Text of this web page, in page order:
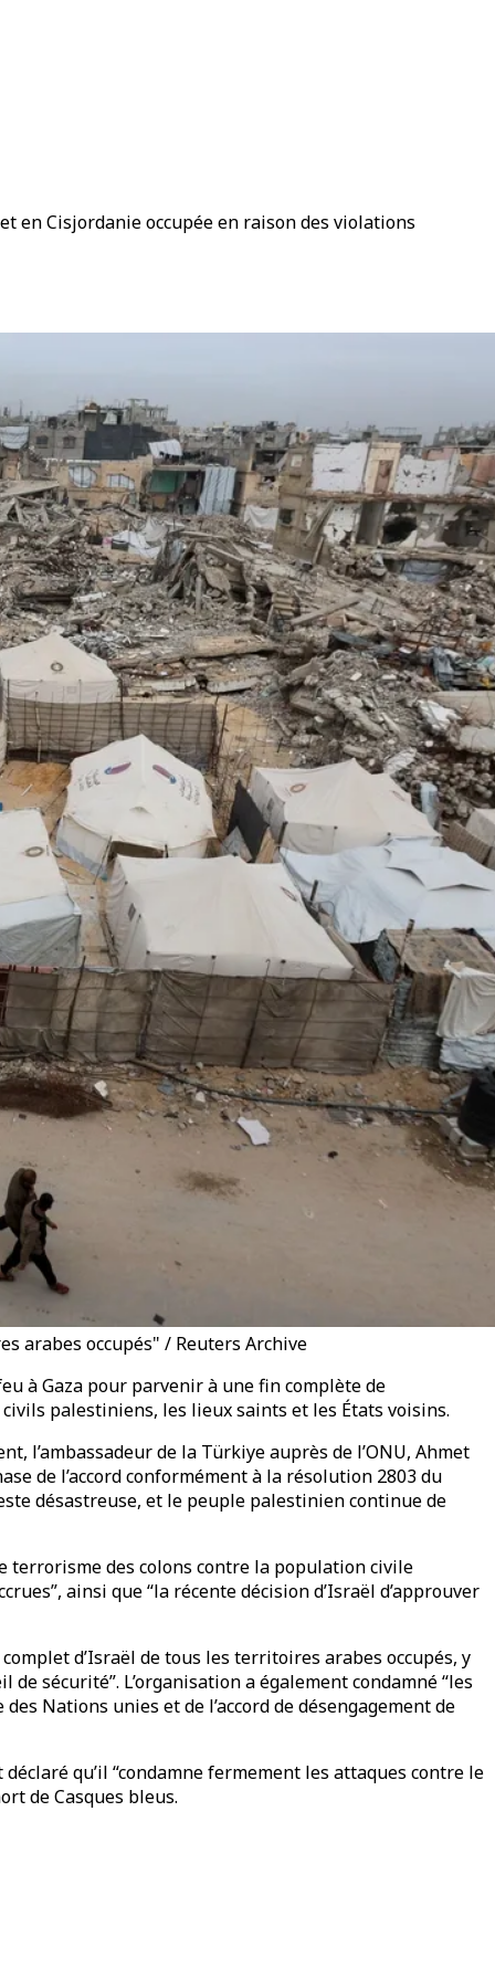
en Cisjordanie occupée en raison des violations
arabes occupés" / Reuters Archive
à Gaza pour parvenir à une fin complète de
palestiniens, les lieux saints et les États voisins.
l’ambassadeur de la Türkiye auprès de l’ONU, Ahmet
de l’accord conformément à la résolution 2803 du
désastreuse, et le peuple palestinien continue de
terrorisme des colons contre la population civile
ainsi que “la récente décision d’Israël d’approuver
d’Israël de tous les territoires arabes occupés, y
sécurité”. L’organisation a également condamné “les
Nations unies et de l’accord de désengagement de
qu’il “condamne fermement les attaques contre le
de Casques bleus.